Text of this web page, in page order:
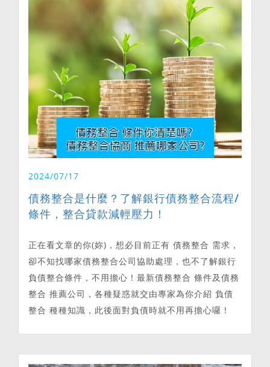
2024/07/17
債務整合是什麼？了解銀行債務整合流程/
條件，整合貸款減輕壓力！
正在看文章的你(妳)，想必目前正有 債務整合 需求，
卻不知找哪家債務整合公司協助處理，也不了解銀行
負債整合條件，不用擔心！最新債務整合 條件及債務
整合 推薦公司，各種疑惑就交由專家為你介紹 負債
整合 種種知識，此後面對負債時就不用再擔心囉！